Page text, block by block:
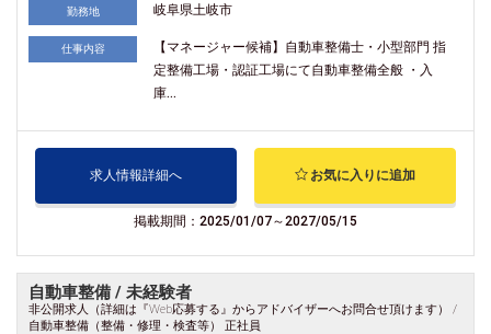
勤務地 岐阜県土岐市
仕事内容
【マネージャー候補】自動車整備士・小型部門 指
定整備工場・認証工場にて自動車整備全般 ・入
庫...
求人情報詳細へ お気に入りに追加
掲載期間：2025/01/07～2027/05/15
自動車整備 / 未経験者
非公開求人（詳細は『Web応募する』からアドバイザーへお問合せ頂けます） /
自動車整備（整備・修理・検査等） 正社員